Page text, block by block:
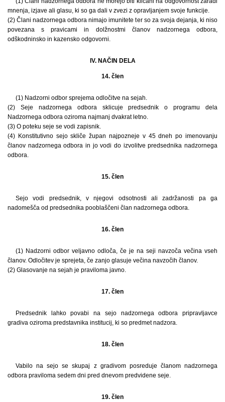
mnenja, izjave ali glasu, ki so ga dali v zvezi z opravljanjem svoje funkcije.
(2) Člani nadzornega odbora nimajo imunitete ter so za svoja dejanja, ki niso
povezana s pravicami in dolžnostmi članov nadzornega odbora,
odškodninsko in kazensko odgovorni.
IV. NAČIN DELA
14. člen
(1) Nadzorni odbor sprejema odločitve na sejah.
(2) Seje nadzornega odbora sklicuje predsednik o programu dela
Nadzornega odbora oziroma najmanj dvakrat letno.
(3) O poteku seje se vodi zapisnik.
(4) Konstitutivno sejo skliče župan najpozneje v 45 dneh po imenovanju
članov nadzornega odbora in jo vodi do izvolitve predsednika nadzornega
odbora.
15. člen
Sejo vodi predsednik, v njegovi odsotnosti ali zadržanosti pa ga
nadomešča od predsednika pooblaščeni član nadzornega odbora.
16. člen
(1) Nadzorni odbor veljavno odloča, če je na seji navzoča večina vseh
članov. Odločitev je sprejeta, če zanjo glasuje večina navzočih članov.
(2) Glasovanje na sejah je praviloma javno.
17. člen
Predsednik lahko povabi na sejo nadzornega odbora pripravljavce
gradiva oziroma predstavnika institucij, ki so predmet nadzora.
18. člen
Vabilo na sejo se skupaj z gradivom posreduje članom nadzornega
odbora praviloma sedem dni pred dnevom predvidene seje.
19. člen